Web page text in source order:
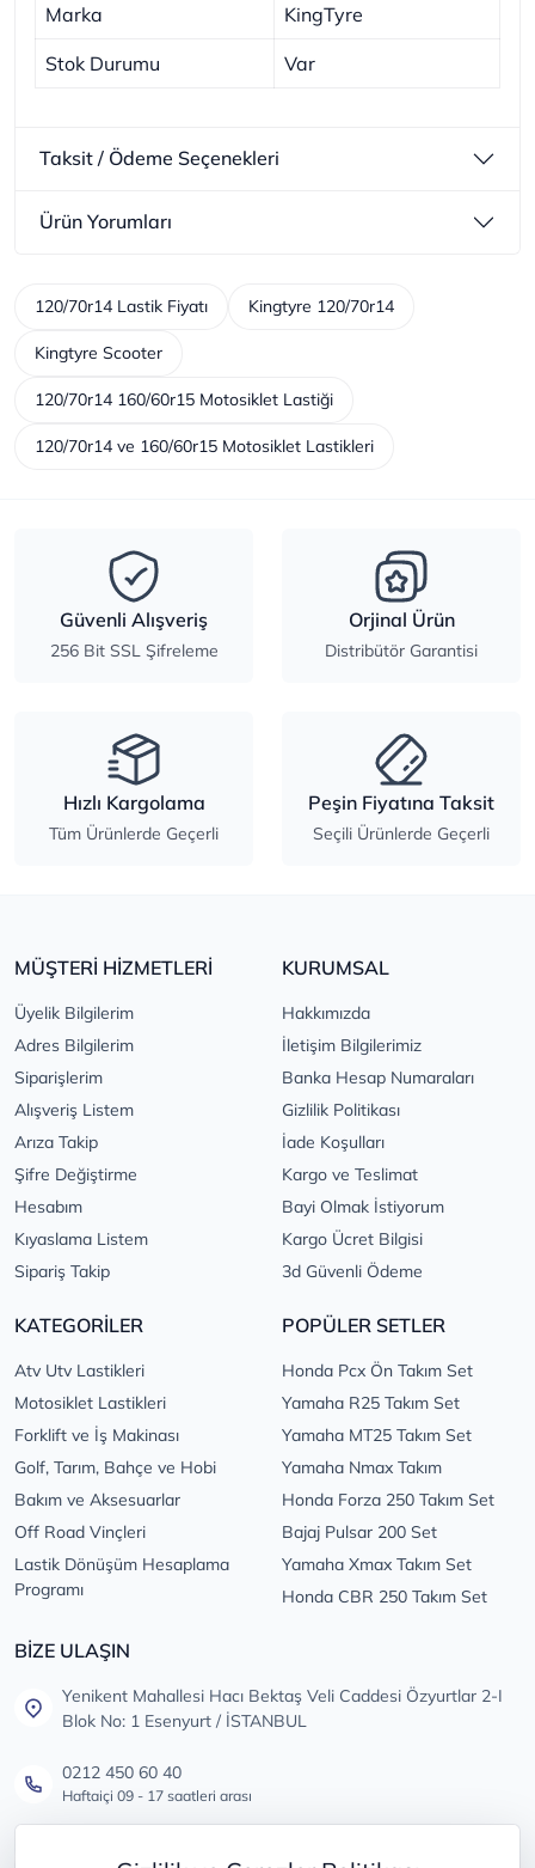
Marka KingTyre
Stok Durumu Var
Taksit / Ödeme Seçenekleri
Ürün Yorumları
120/70r14 Lastik Fiyatı Kingtyre 120/70r14
Kingtyre Scooter
120/70r14 160/60r15 Motosiklet Lastiği
120/70r14 ve 160/60r15 Motosiklet Lastikleri
Güvenli Alışveriş
256 Bit SSL Şifreleme
Orjinal Ürün
Distribütör Garantisi
Hızlı Kargolama
Tüm Ürünlerde Geçerli
Peşin Fiyatına Taksit
Seçili Ürünlerde Geçerli
MÜŞTERİ HİZMETLERİ
Üyelik Bilgilerim
Adres Bilgilerim
Siparişlerim
Alışveriş Listem
Arıza Takip
Şifre Değiştirme
Hesabım
Kıyaslama Listem
Sipariş Takip
KURUMSAL
Hakkımızda
İletişim Bilgilerimiz
Banka Hesap Numaraları
Gizlilik Politikası
İade Koşulları
Kargo ve Teslimat
Bayi Olmak İstiyorum
Kargo Ücret Bilgisi
3d Güvenli Ödeme
KATEGORİLER
Atv Utv Lastikleri
Motosiklet Lastikleri
Forklift ve İş Makinası
Golf, Tarım, Bahçe ve Hobi
Bakım ve Aksesuarlar
Off Road Vinçleri
Lastik Dönüşüm Hesaplama
Programı
POPÜLER SETLER
Honda Pcx Ön Takım Set
Yamaha R25 Takım Set
Yamaha MT25 Takım Set
Yamaha Nmax Takım
Honda Forza 250 Takım Set
Bajaj Pulsar 200 Set
Yamaha Xmax Takım Set
Honda CBR 250 Takım Set
BİZE ULAŞIN
Yenikent Mahallesi Hacı Bektaş Veli Caddesi Özyurtlar 2-I
Blok No: 1 Esenyurt / İSTANBUL
0212 450 60 40
Haftaiçi 09 - 17 saatleri arası